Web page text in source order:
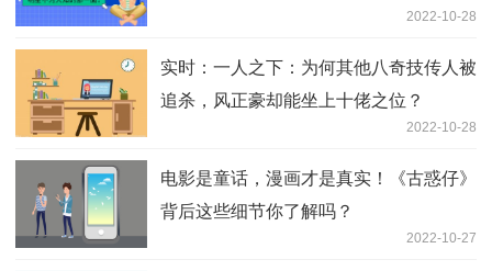
2022-10-28
实时：一人之下：为何其他八奇技传人被
追杀，风正豪却能坐上十佬之位？
2022-10-28
电影是童话，漫画才是真实！《古惑仔》
背后这些细节你了解吗？
2022-10-27